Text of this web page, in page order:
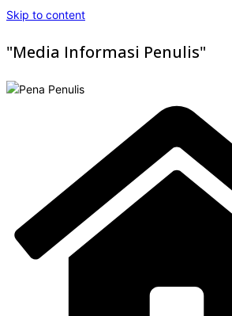
Skip to content
"Media Informasi Penulis"